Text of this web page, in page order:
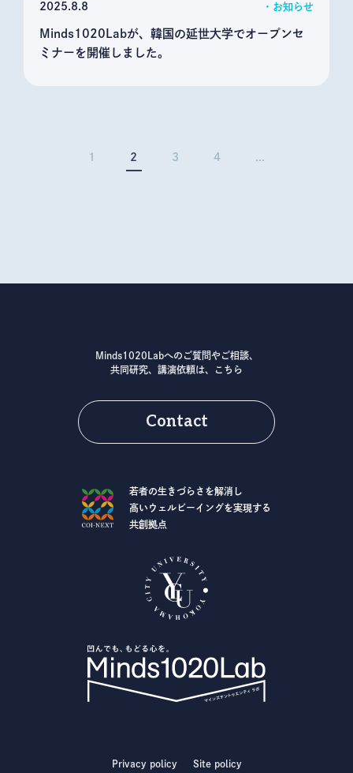
2025 8.8 お知らせ
Minds1020Labが、韓国の延世大学でオープンセ
ミナーを開催しました。
1 2 3 4 ...
Minds1020Labへのご質問やご相談、
共同研究、講演依頼は、こちら
Contact
若者の生きづらさを解消し
高いウェルビーイングを実現する
共創拠点
Privacy policy Site policy